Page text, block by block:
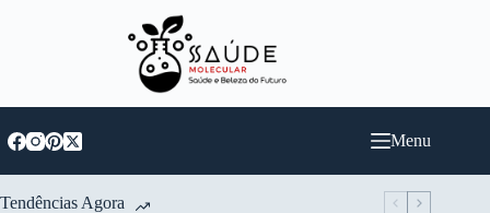
Menu
Tendências Agora